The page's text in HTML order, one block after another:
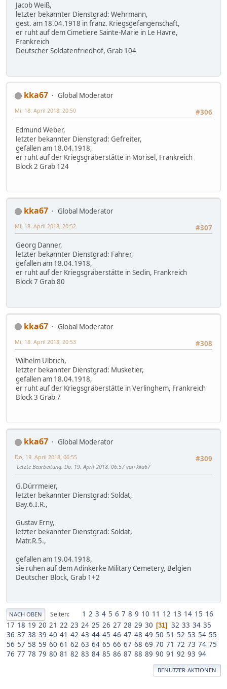
Jacob Weiß,
letzter bekannter Dienstgrad: Wehrmann,
gest. am 18.04.1918 in franz. Kriegsgefangenschaft,
er ruht auf dem Cimetiere Sainte-Marie in Le Havre,
Frankreich
Deutscher Soldatenfriedhof, Grab 104
kka67
Global Moderator
#306
Mi, 18. April 2018, 20:50
Edmund Weber,
letzter bekannter Dienstgrad: Gefreiter,
gefallen am 18.04.1918,
er ruht auf der Kriegsgräberstätte in Morisel, Frankreich
Block 2 Grab 124
kka67
Global Moderator
#307
Mi, 18. April 2018, 20:52
Georg Danner,
letzter bekannter Dienstgrad: Fahrer,
gefallen am 18.04.1918,
er ruht auf der Kriegsgräberstätte in Seclin, Frankreich
Block 7 Grab 80
kka67
Global Moderator
#308
Mi, 18. April 2018, 20:53
Wilhelm Ulbrich,
letzter bekannter Dienstgrad: Musketier,
gefallen am 18.04.1918,
er ruht auf der Kriegsgräberstätte in Verlinghem, Frankreich
Block 3 Grab 7
kka67
Global Moderator
#309
Do, 19. April 2018, 06:55
Letzte Bearbeitung: Do, 19. April 2018, 06:57 von kka67
G.Dürrmeier,
letzter bekannter Dienstgrad: Soldat,
Bay.6.I.R.,
Gustav Erny,
letzter bekannter Dienstgrad: Soldat,
Matr.R.5.,
gefallen am 19.04.1918,
sie ruhen auf dem Adinkerke Military Cemetery, Belgien
Deutscher Block, Grab 1+2
NACH OBEN Seiten 1 2 3 4 5 6 7 8 9 10 11 12 13 14 15 16
17 18 19 20 21 22 23 24 25 26 27 28 29 30 31 32 33 34 35
36 37 38 39 40 41 42 43 44 45 46 47 48 49 50 51 52 53 54 55
56 57 58 59 60 61 62 63 64 65 66 67 68 69 70 71 72 73 74 75
76 77 78 79 80 81 82 83 84 85 86 87 88 89 90 91 92 93 94
BENUTZER-AKTIONEN